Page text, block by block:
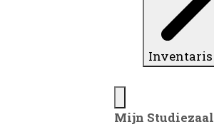
Inventaris
Mijn Studiezaal